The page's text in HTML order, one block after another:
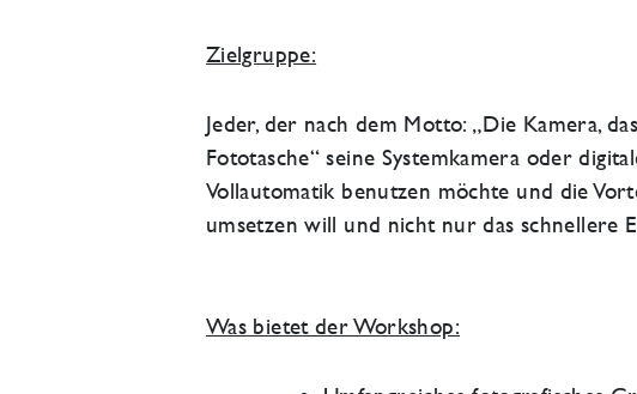
Zielgruppe:
Jeder, der nach dem Motto: „Die Kamera,
Fototasche“ seine Systemkamera oder
Vollautomatik benutzen möchte und die
umsetzen will und nicht nur das schnellere
Was bietet der Workshop: